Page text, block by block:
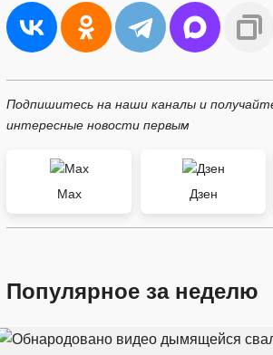
Подпишитесь на наши каналы и
интересные новости первым
Max Дзен
Популярное за неделю